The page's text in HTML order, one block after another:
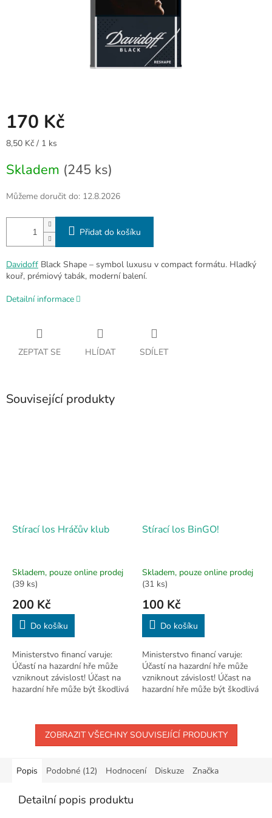
170 Kč
Měrná
8,50 Kč / 1 ks
Skladem (245 ks)
Můžeme doručit do: 12.8.2026
Přidat do košíku
Davidoff Black Shape – symbol luxusu v compact formátu. Hladký
kouř, prémiový tabák, moderní balení.
Detailní informace
ZEPTAT SE HLÍDAT SDÍLET
Související produkty
Stírací los Hráčův klub
Skladem, pouze online prodej
(39 ks)
200 Kč
Do košíku
Ministerstvo financí varuje:
Účastí na hazardní hře může
vzniknout závislost! Účast na
hazardní hře může být škodlivá
Stírací los BinGO!
Skladem, pouze online prodej
(31 ks)
100 Kč
Do košíku
Ministerstvo financí varuje:
Účastí na hazardní hře může
vzniknout závislost! Účast na
hazardní hře může být škodlivá
ZOBRAZIT VŠECHNY SOUVISEJÍCÍ PRODUKTY
Popis Podobné (12) Hodnocení Diskuze Značka
Detailní popis produktu